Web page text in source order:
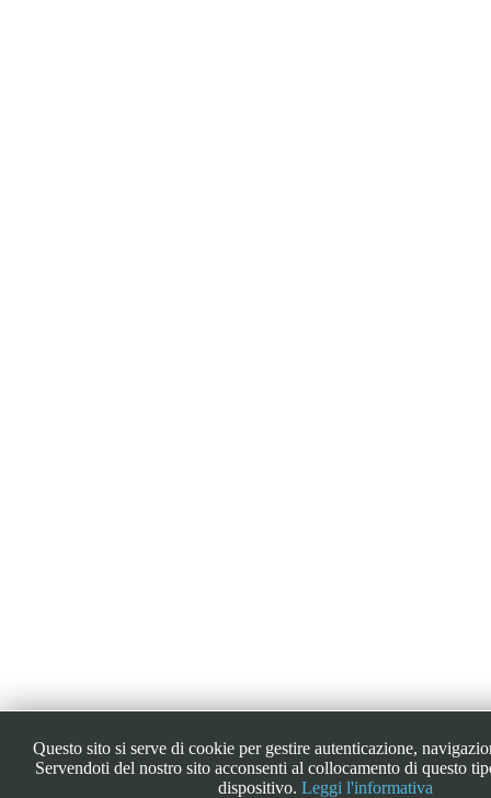
Questo sito si serve di cookie per gestire autenticazione,
Servendoti del nostro sito acconsenti al collocamento di questo
dispositivo. Leggi l'informativa